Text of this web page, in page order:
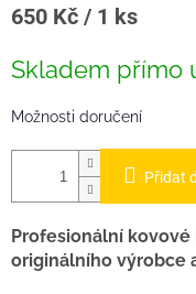
Měrná
650 Kč / 1 ks
Skladem přímo
Možnosti doručení
Přidat
Profesionální
originálního výrobce